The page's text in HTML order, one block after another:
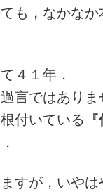
も，なかな
４１年．
言ではあり
付いている
すが，いや